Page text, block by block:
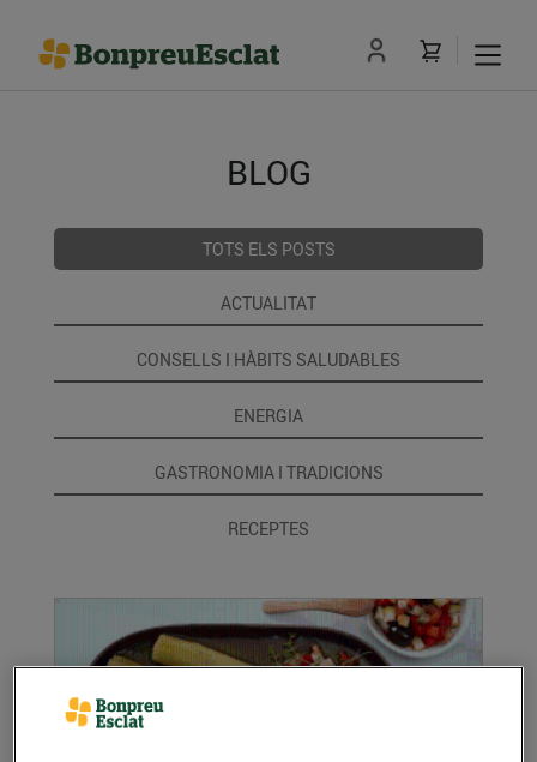
BLOG
TOTS ELS POSTS
ACTUALITAT
CONSELLS I HÀBITS SALUDABLES
ENERGIA
GASTRONOMIA I TRADICIONS
RECEPTES